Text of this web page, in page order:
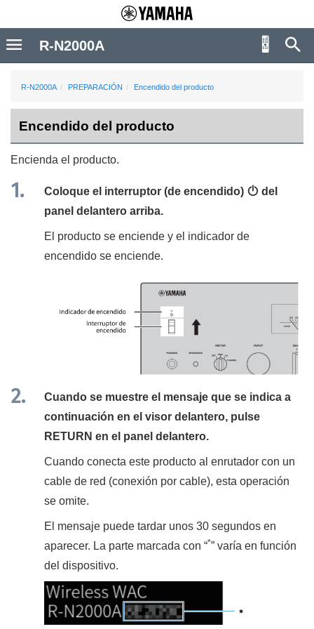
R-N2000A PREPARACIÓN Encendido del producto
Encendido del producto
Encienda el producto.
Coloque el interruptor (de encendido) z del
panel delantero arriba.
El producto se enciende y el indicador de
encendido se enciende.
Cuando se muestre el mensaje que se indica a
continuación en el visor delantero, pulse
RETURN en el panel delantero.
Cuando conecta este producto al enrutador con un
cable de red (conexión por cable), esta operación
se omite.
El mensaje puede tardar unos 30 segundos en
aparecer. La parte marcada con “*” varía en función
del dispositivo.
R-N2000A